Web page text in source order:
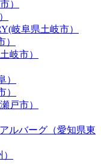
）
岐阜県土岐市）
岐市）
）
）
戸市）
ルバーグ（愛知県東